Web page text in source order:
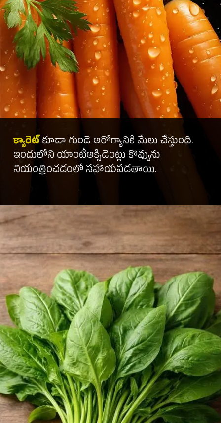
క్యారెట్ కూడా గుండె ఆరోగ్యానికి మేలు చేస్తుంది.
ఇందులోని యాంటీఆక్సిడెంట్లు కొవ్వును
నియంత్రించడంలో సహాయపడతాయి.